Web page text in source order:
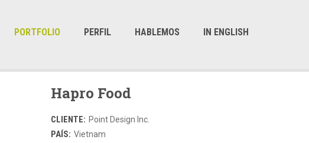
PORTFOLIO PERFIL HABLEMOS IN ENGLISH
Hapro Food
CLIENTE: Point Design Inc.
PAÍS: Vietnam